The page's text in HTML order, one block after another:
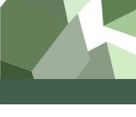
содержимому